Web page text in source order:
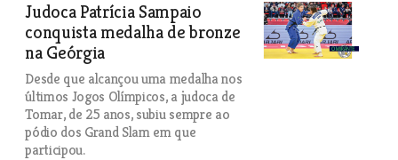
Judoca Patrícia Sampaio
conquista medalha de bronze
na Geórgia
Desde que alcançou uma medalha nos
últimos Jogos Olímpicos, a judoca de
Tomar, de 25 anos, subiu sempre ao
pódio dos Grand Slam em que
participou.